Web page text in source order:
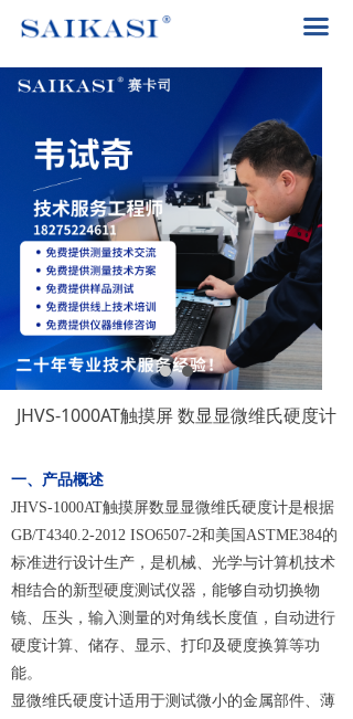
끀
首页
关于赛卡司
产品中心
赛卡司服务
联系我们
400-8617-185
一、产品概述
JHVS-1000AT触摸屏数显显微维氏硬度计是根据
GB/T4340.2-2012 ISO6507-2和美国ASTME384的
标准进行设计生产，是机械、光学与计算机技术
相结合的新型硬度测试仪器，能够自动切换物
镜、压头，输入测量的对角线长度值，自动进行
硬度计算、储存、显示、打印及硬度换算等功
能。
显微维氏硬度计适用于测试微小的金属部件、薄
JHVS-1000AT触摸屏 数显显微维氏硬度计